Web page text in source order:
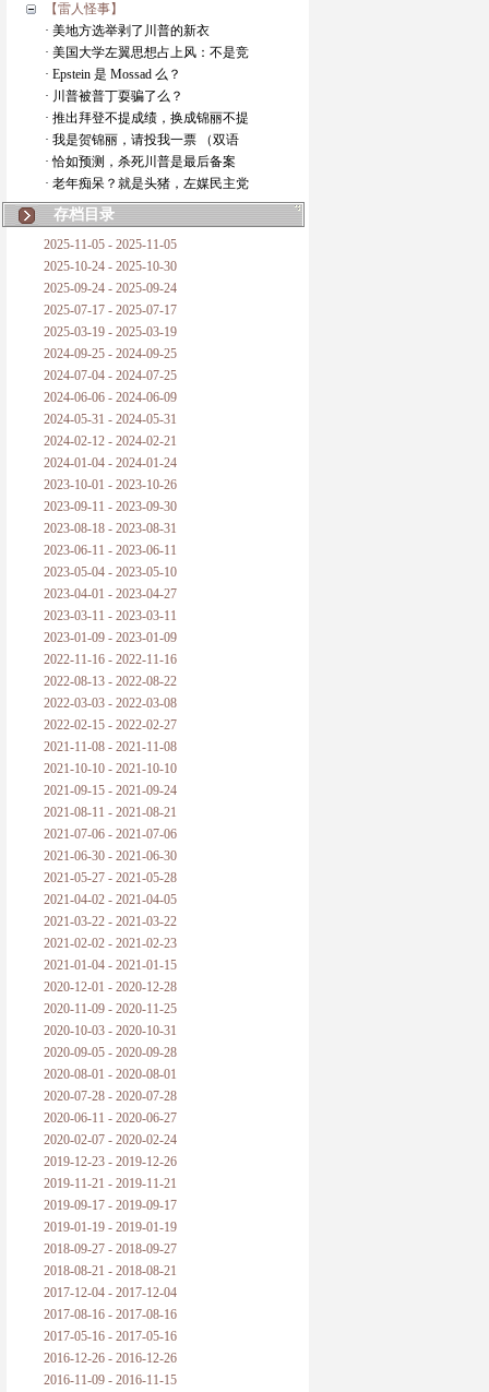
【雷人怪事】
· 美地方选举剥了川普的新衣
· 美国大学左翼思想占上风：不是竞
· Epstein 是 Mossad 么？
· 川普被普丁耍骗了么？
· 推出拜登不提成绩，换成锦丽不提
· 我是贺锦丽，请投我一票 （双语
· 恰如预测，杀死川普是最后备案
· 老年痴呆？就是头猪，左媒民主党
存档目录
2025-11-05 - 2025-11-05
2025-10-24 - 2025-10-30
2025-09-24 - 2025-09-24
2025-07-17 - 2025-07-17
2025-03-19 - 2025-03-19
2024-09-25 - 2024-09-25
2024-07-04 - 2024-07-25
2024-06-06 - 2024-06-09
2024-05-31 - 2024-05-31
2024-02-12 - 2024-02-21
2024-01-04 - 2024-01-24
2023-10-01 - 2023-10-26
2023-09-11 - 2023-09-30
2023-08-18 - 2023-08-31
2023-06-11 - 2023-06-11
2023-05-04 - 2023-05-10
2023-04-01 - 2023-04-27
2023-03-11 - 2023-03-11
2023-01-09 - 2023-01-09
2022-11-16 - 2022-11-16
2022-08-13 - 2022-08-22
2022-03-03 - 2022-03-08
2022-02-15 - 2022-02-27
2021-11-08 - 2021-11-08
2021-10-10 - 2021-10-10
2021-09-15 - 2021-09-24
2021-08-11 - 2021-08-21
2021-07-06 - 2021-07-06
2021-06-30 - 2021-06-30
2021-05-27 - 2021-05-28
2021-04-02 - 2021-04-05
2021-03-22 - 2021-03-22
2021-02-02 - 2021-02-23
2021-01-04 - 2021-01-15
2020-12-01 - 2020-12-28
2020-11-09 - 2020-11-25
2020-10-03 - 2020-10-31
2020-09-05 - 2020-09-28
2020-08-01 - 2020-08-01
2020-07-28 - 2020-07-28
2020-06-11 - 2020-06-27
2020-02-07 - 2020-02-24
2019-12-23 - 2019-12-26
2019-11-21 - 2019-11-21
2019-09-17 - 2019-09-17
2019-01-19 - 2019-01-19
2018-09-27 - 2018-09-27
2018-08-21 - 2018-08-21
2017-12-04 - 2017-12-04
2017-08-16 - 2017-08-16
2017-05-16 - 2017-05-16
2016-12-26 - 2016-12-26
2016-11-09 - 2016-11-15